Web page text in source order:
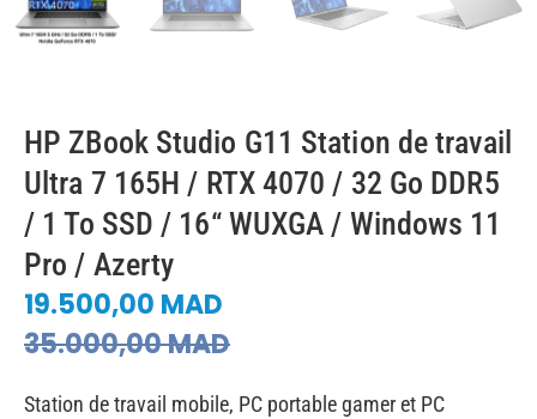
HP ZBook Studio G11 Station de travail
Ultra 7 165H / RTX 4070 / 32 Go DDR5
/ 1 To SSD / 16“ WUXGA / Windows 11
Pro / Azerty
35.000,00MAD
19.500,00 MAD
Station de travail mobile, PC portable gamer et PC